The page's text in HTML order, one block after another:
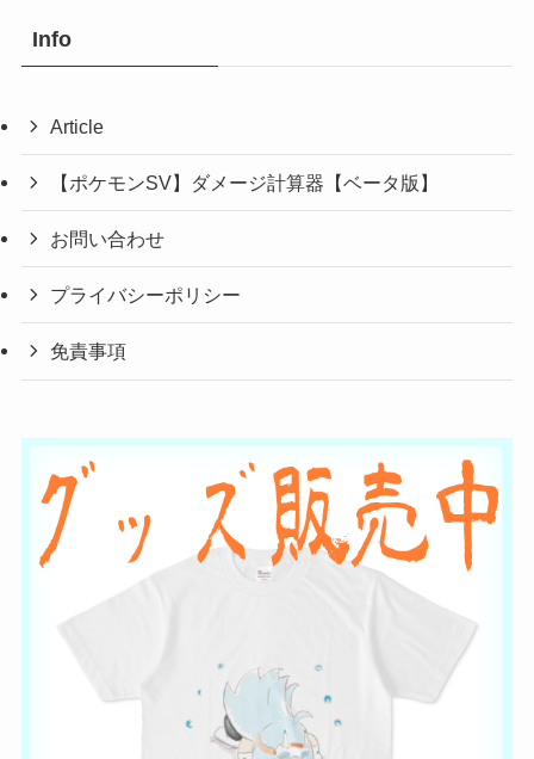
Info
Article
【ポケモンSV】ダメージ計算器【ベータ版】
お問い合わせ
プライバシーポリシー
免責事項